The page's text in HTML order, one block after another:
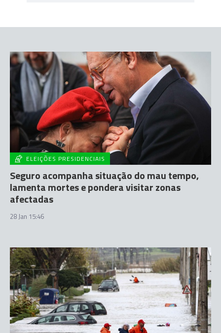
ELEIÇÕES PRESIDENCIAIS
Seguro acompanha situação do mau tempo,
lamenta mortes e pondera visitar zonas
afectadas
28 Jan 15:46